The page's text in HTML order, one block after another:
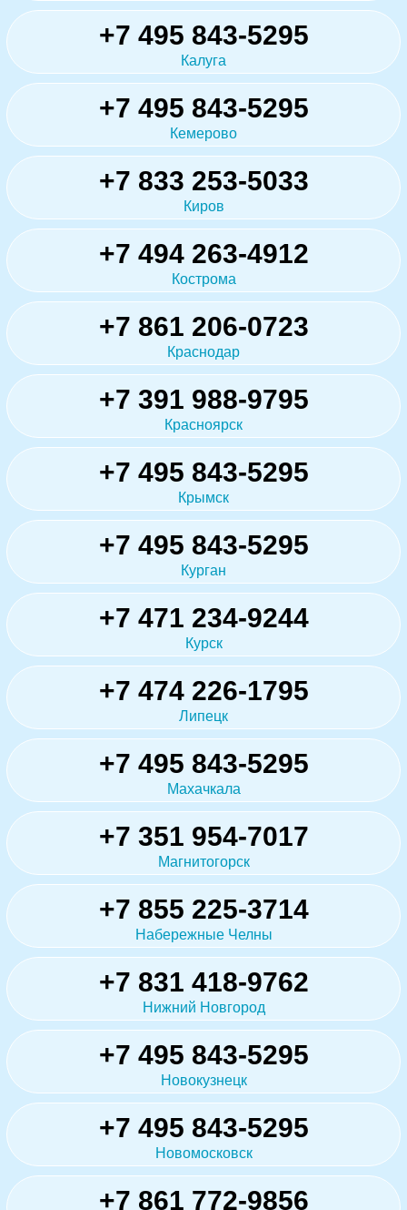
+7 495 843-5295
Калуга
+7 495 843-5295
Кемерово
+7 833 253-5033
Киров
+7 494 263-4912
Кострома
+7 861 206-0723
Краснодар
+7 391 988-9795
Красноярск
+7 495 843-5295
Крымск
+7 495 843-5295
Курган
+7 471 234-9244
Курск
+7 474 226-1795
Липецк
+7 495 843-5295
Махачкала
+7 351 954-7017
Магнитогорск
+7 855 225-3714
Набережные Челны
+7 831 418-9762
Нижний Новгород
+7 495 843-5295
Новокузнецк
+7 495 843-5295
Новомосковск
+7 861 772-9856